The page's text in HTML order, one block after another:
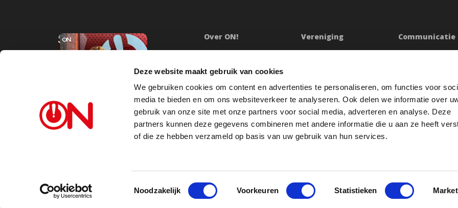
Deze website maakt gebruik van cookies
We gebruiken cookies om content en advertenties te personaliseren, om functies voor
media te bieden en om ons websiteverkeer te analyseren. Ook delen we informatie over
gebruik van onze site met onze partners voor social media, adverteren en analyse. Deze
partners kunnen deze gegevens combineren met andere informatie die u aan ze heeft
of die ze hebben verzameld op basis van uw gebruik van hun services.
Toestemmingsselectie
Noodzakelijk Voorkeuren Statistieken
Over ON!
Onze missie
Word lid
Steunbetuigingen
Vacatures
Vereniging
Bestuur
Jaarverslag
Redactiestatuut
Openbare registers
Communicatie
Persberichten &
Oeps
Omroepvereniging Ongehoord Nederland